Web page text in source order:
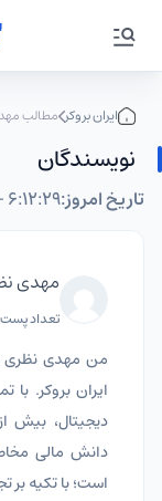
ایران بروکر مطالب
نویسندگان
تاریخ امروز:۶:۱۲:۳۰ - ۱۷ / مرداد / ۱۴۰۵
مهدی
تعداد پست
من مهدی نظری
ایران بروکر.
دانش مالی
است؛ با تکیه